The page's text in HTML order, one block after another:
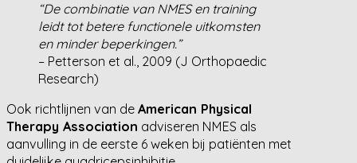
“De combinatie van NMES en training
leidt tot betere functionele uitkomsten
en minder beperkingen.”
– Petterson et al., 2009 (J Orthopaedic
Research)
Ook richtlijnen van de American Physical
Therapy Association adviseren NMES als
aanvulling in de eerste 6 weken bij patiënten met